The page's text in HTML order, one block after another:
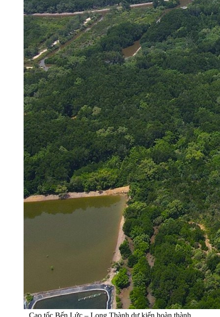
Cao tốc Bến Lức – Long Thành dự kiến hoàn thành